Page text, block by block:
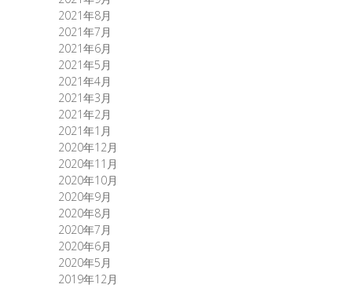
2021年8月
2021年7月
2021年6月
2021年5月
2021年4月
2021年3月
2021年2月
2021年1月
2020年12月
2020年11月
2020年10月
2020年9月
2020年8月
2020年7月
2020年6月
2020年5月
2019年12月